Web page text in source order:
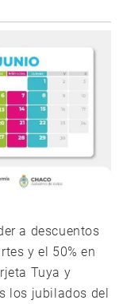
a descuentos
y el 50% en
Tuya y
los jubilados del